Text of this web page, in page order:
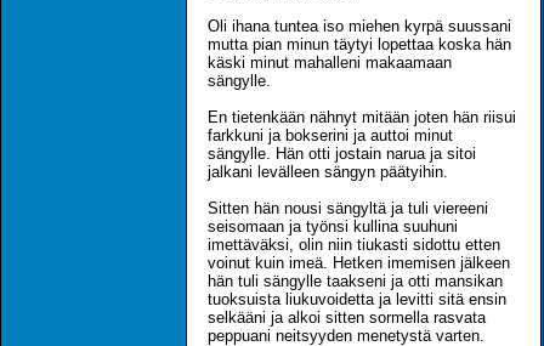
Oli ihana tuntea iso miehen kyrpä suussani
mutta pian minun täytyi lopettaa koska hän
käski minut mahalleni makaamaan
sängylle.
En tietenkään nähnyt mitään joten hän riisui
farkkuni ja bokserini ja auttoi minut
sängylle. Hän otti jostain narua ja sitoi
jalkani levälleen sängyn päätyihin.
Sitten hän nousi sängyltä ja tuli viereeni
seisomaan ja työnsi kullina suuhuni
imettäväksi, olin niin tiukasti sidottu etten
voinut kuin imeä. Hetken imemisen jälkeen
hän tuli sängylle taakseni ja otti mansikan
tuoksuista liukuvoidetta ja levitti sitä ensin
selkääni ja alkoi sitten sormella rasvata
peppuani neitsyyden menetystä varten.